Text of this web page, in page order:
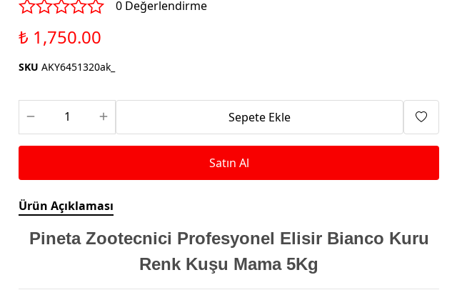
Aparatları
Isıtma Makineleri
0 Değerlendirme
₺ 1,750.00
SKU AKY6451320ak_
Sepete Ekle
Satın Al
Ürün Açıklaması
Pineta Zootecnici Profesyonel Elisir Bianco Kuru
Renk Kuşu Mama 5Kg